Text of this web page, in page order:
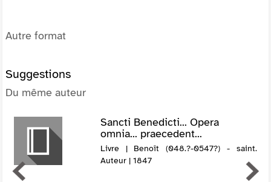
Autre format
Suggestions
Du même auteur
Sancti Benedicti... Opera
omnia... praecedent...
Livre | Benoît (048.?-0547?) - saint.
Auteur | 1847